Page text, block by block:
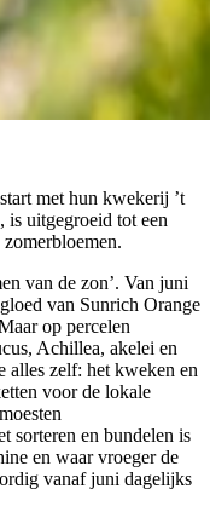
met hun kwekerij ’t
is uitgegroeid tot een
van de zon’. Van juni
van Sunrich Orange
op percelen
Achillea, akelei en
alles zelf: het kweken en
voor de lokale
sorteren en bundelen is
en waar vroeger de
vanaf juni dagelijks